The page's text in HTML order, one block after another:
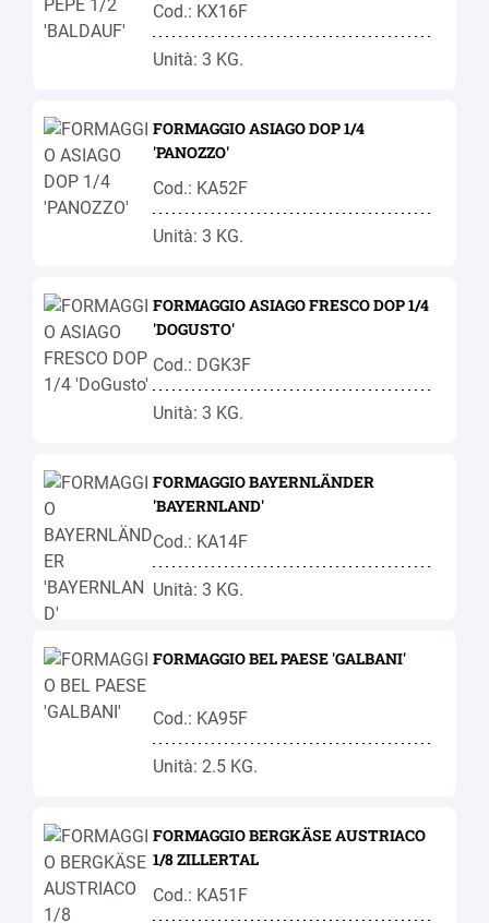
Cod.: KX16F
Unità: 3 KG.
FORMAGGIO ASIAGO DOP 1/4
'PANOZZO'
Cod.: KA52F
Unità: 3 KG.
FORMAGGIO ASIAGO FRESCO DOP 1/4
'DOGUSTO'
Cod.: DGK3F
Unità: 3 KG.
FORMAGGIO BAYERNLÄNDER
'BAYERNLAND'
Cod.: KA14F
Unità: 3 KG.
FORMAGGIO BEL PAESE 'GALBANI'
Cod.: KA95F
Unità: 2.5 KG.
FORMAGGIO BERGKÄSE AUSTRIACO
1/8 ZILLERTAL
Cod.: KA51F